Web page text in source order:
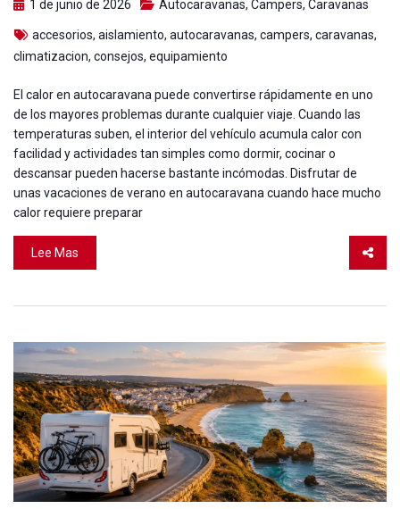
1 de junio de 2026 Autocaravanas, Campers, Caravanas
accesorios, aislamiento, autocaravanas, campers, caravanas,
climatizacion, consejos, equipamiento
El calor en autocaravana puede convertirse rápidamente en uno
de los mayores problemas durante cualquier viaje. Cuando las
temperaturas suben, el interior del vehículo acumula calor con
facilidad y actividades tan simples como dormir, cocinar o
descansar pueden hacerse bastante incómodas. Disfrutar de
unas vacaciones de verano en autocaravana cuando hace mucho
calor requiere preparar
Lee Mas